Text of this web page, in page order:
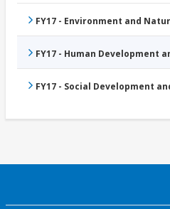
FY17 - Environment and
FY17 - Human Development
FY17 - Social Development